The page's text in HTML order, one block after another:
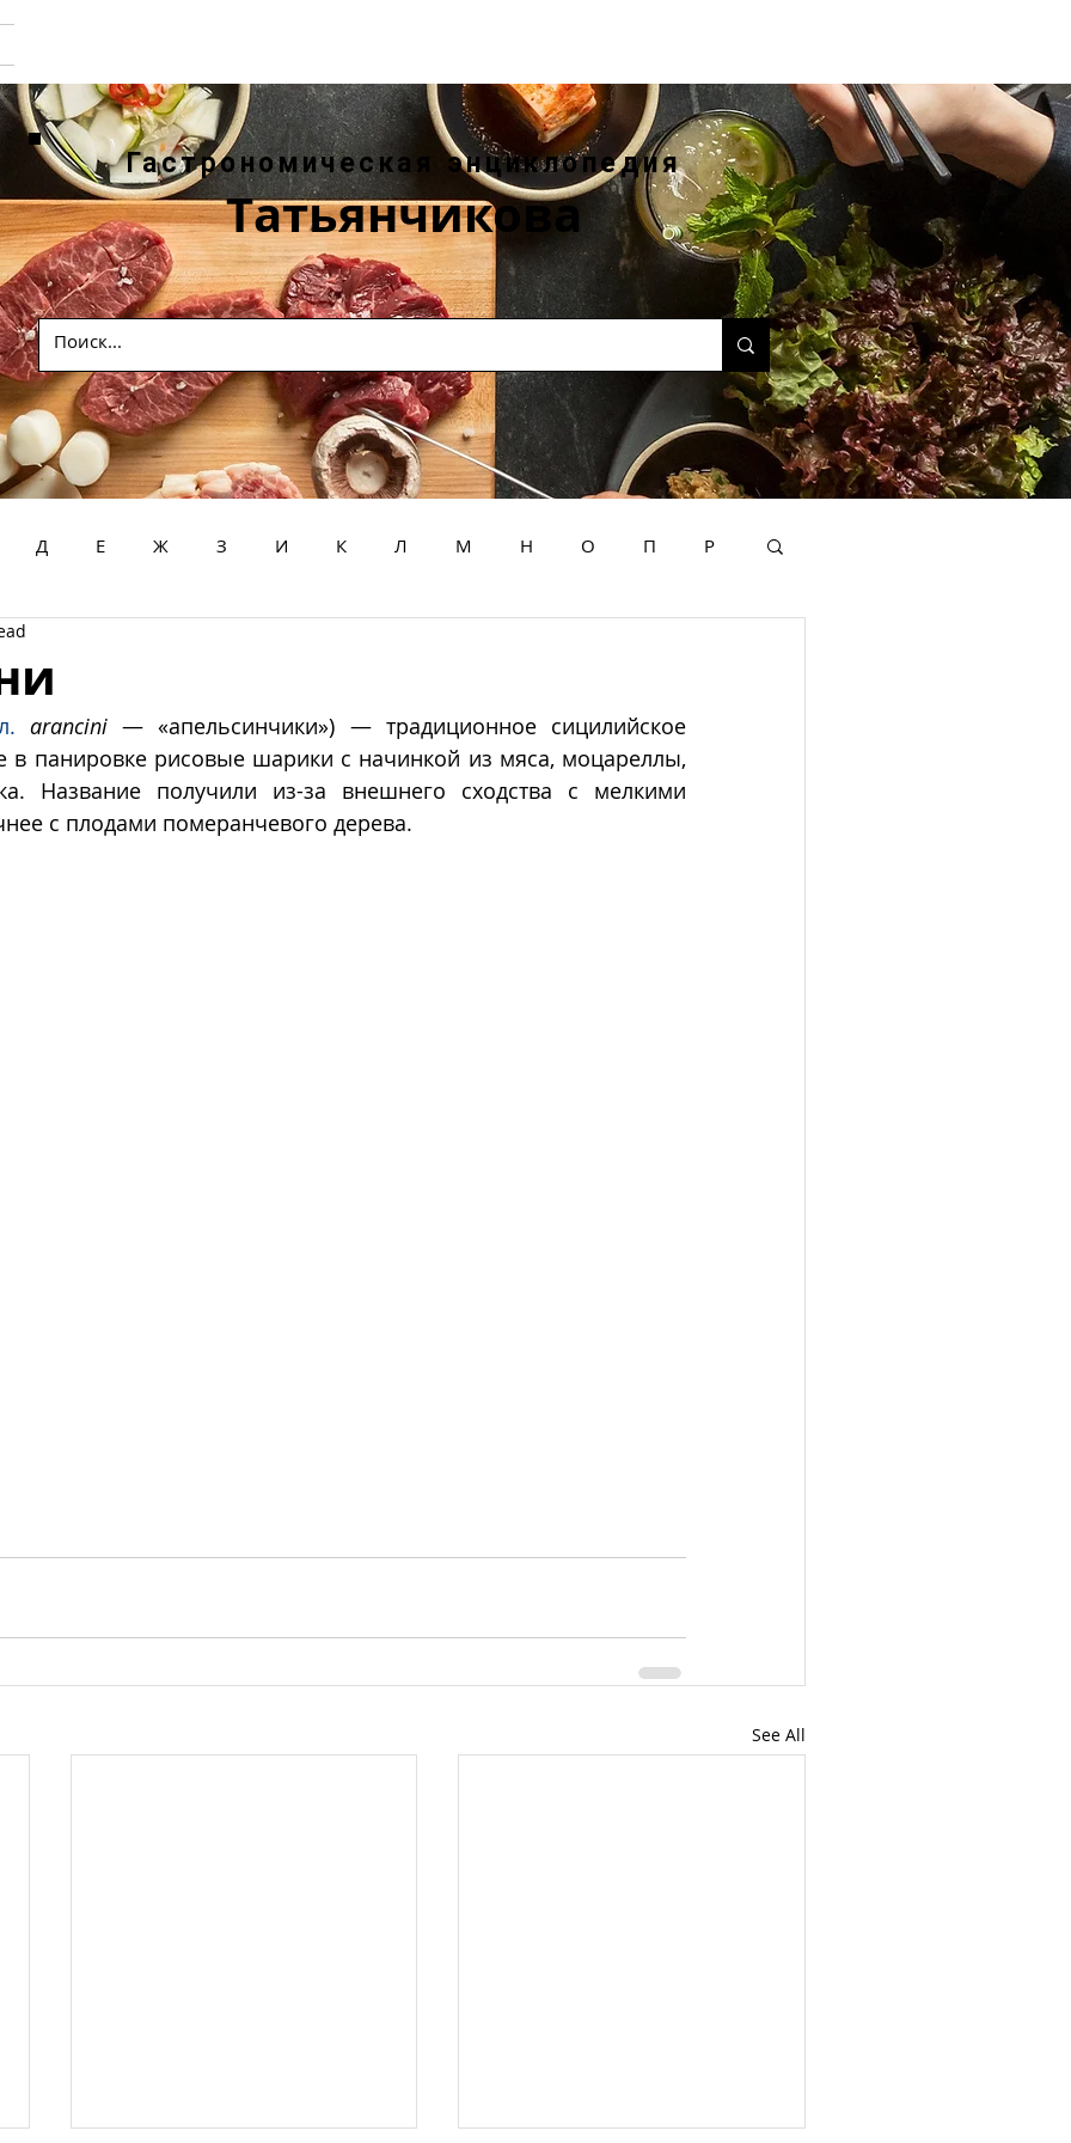
Гастрономическая энциклопедия
Татьянчикова
Д Е Ж З И К Л М Н О П Р
arancini — «апельсинчики») — традиционное сицилийское
панировке рисовые шарики с начинкой из мяса, моцареллы,
Название получили из-за внешнего сходства с мелкими
с плодами померанчевого дерева.
See All